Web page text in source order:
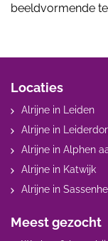
beeldvormende
Locaties
Alrijne in Leiden
Alrijne in
Alrijne in Alphen
Alrijne in Katwijk
Alrijne in
Meest gezocht